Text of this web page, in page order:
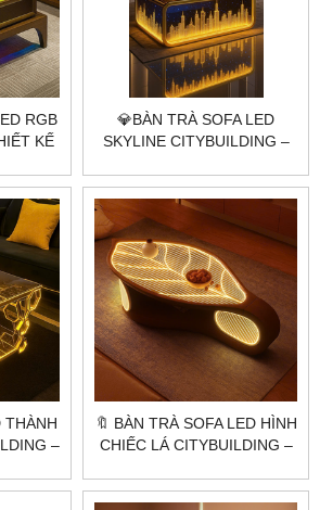
RGB
KẾ
💎BÀN TRÀ SOFA LED
SKYLINE CITYBUILDING –
THÀNH PHỐ ÁNH VÀNG
SANG TRỌNG
THÀNH
–
🔖 BÀN TRÀ SOFA LED HÌNH
CHIẾC LÁ CITYBUILDING –
SANG TRỌNG